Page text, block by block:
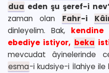
dua eden şu şeref-i
zaman olan Fahr-i
dinleyelim. Bak,
ebediye istiyor, beka
mevcudat âyinelerinde
esma-i kudsiye-i İlahiye